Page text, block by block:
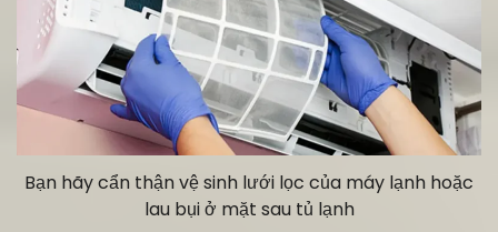
Bạn hãy cẩn thận vệ sinh lưới lọc của máy lạnh hoặc
lau bụi ở mặt sau tủ lạnh